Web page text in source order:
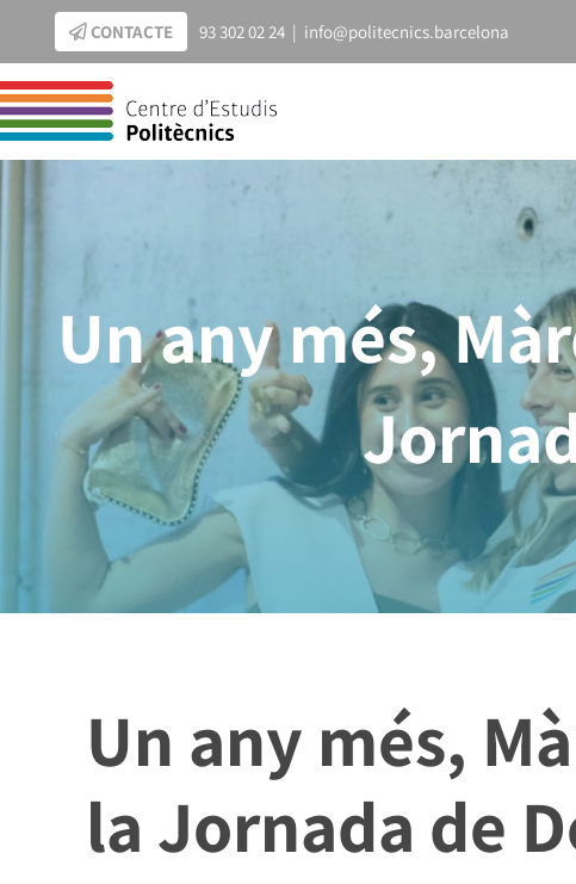
content
CONTACTE 93 302 02 24 | info@politecnics.barcelona
Un any més,
Un any més,
la Jornada de